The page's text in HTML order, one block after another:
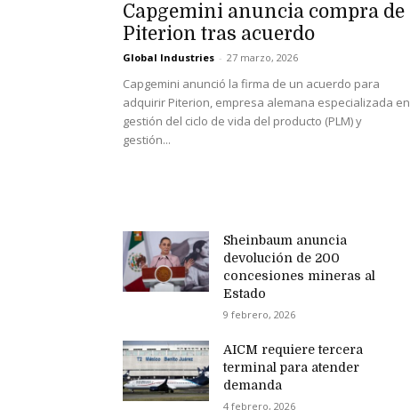
Capgemini anuncia compra de
Piterion tras acuerdo
Global Industries - 27 marzo, 2026
Capgemini anunció la firma de un acuerdo para
adquirir Piterion, empresa alemana especializada en
gestión del ciclo de vida del producto (PLM) y
gestión...
Sheinbaum anuncia
devolución de 200
concesiones mineras al
Estado
9 febrero, 2026
AICM requiere tercera
terminal para atender
demanda
4 febrero, 2026